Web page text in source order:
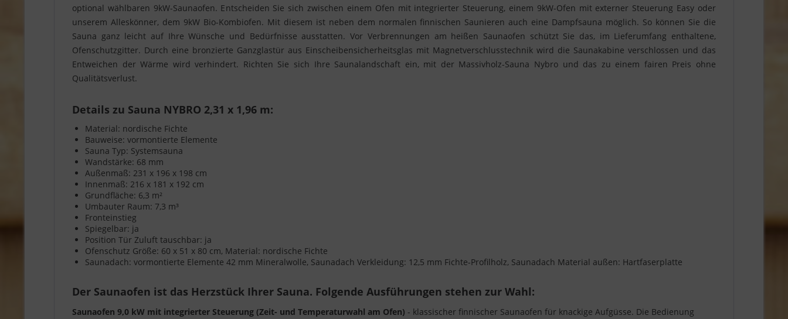
optional wählbaren 9kW-Saunaofen. Entscheiden Sie sich zwischen einem Ofen mit integrierter Steuerung, einem 9kW-Ofen mit externer Steuerung Easy oder
unserem Alleskönner, dem 9kW Bio-Kombiofen. Mit diesem ist neben dem normalen finnischen Saunieren auch eine Dampfsauna möglich. So können Sie die
Sauna ganz leicht auf Ihre Wünsche und Bedürfnisse ausstatten. Vor Verbrennungen am heißen Saunaofen schützt Sie das, im Lieferumfang enthaltene,
Ofenschutzgitter. Durch eine bronzierte Ganzglastür aus Einscheibensicherheitsglas mit Magnetverschlusstechnik wird die Saunakabine verschlossen und das
Entweichen der Wärme wird verhindert. Richten Sie sich Ihre Saunalandschaft ein, mit der Massivholz-Sauna Nybro und das zu einem fairen Preis ohne
Qualitätsverlust.
Details zu Sauna NYBRO 2,31 x 1,96 m:
Material: nordische Fichte
Bauweise: vormontierte Elemente
Sauna Typ: Systemsauna
Wandstärke: 68 mm
Außenmaß: 231 x 196 x 198 cm
Innenmaß: 216 x 181 x 192 cm
Grundfläche: 6,3 m²
Umbauter Raum: 7,3 m³
Fronteinstieg
Spiegelbar: ja
Position Tür Zuluft tauschbar: ja
Ofenschutz Größe: 60 x 51 x 80 cm, Material: nordische Fichte
Saunadach: vormontierte Elemente 42 mm Mineralwolle, Saunadach Verkleidung: 12,5 mm Fichte-Profilholz, Saunadach Material außen: Hartfaserplatte
Der Saunaofen ist das Herzstück Ihrer Sauna. Folgende Ausführungen stehen zur Wahl:
Saunaofen 9,0 kW mit integrierter Steuerung (Zeit- und Temperaturwahl am Ofen) - klassischer finnischer Saunaofen für knackige Aufgüsse. Die Bedienung